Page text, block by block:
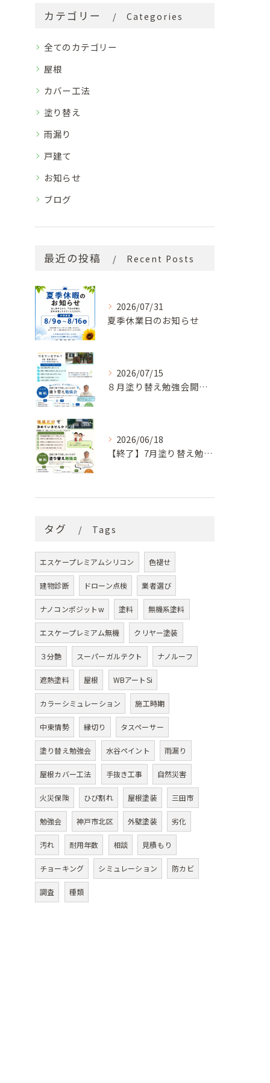
カテゴリー Categories
全てのカテゴリー
屋根
カバー工法
塗り替え
雨漏り
戸建て
お知らせ
ブログ
最近の投稿 Recent Posts
2026/07/31
夏季休業日のお知らせ
2026/07/15
８月塗り替え勉強会開催のお知らせ
2026/06/18
【終了】7月塗り替え勉強会のお知らせ
タグ Tags
エスケープレミアムシリコン 色褪せ
建物診断 ドローン点検 業者選び
ナノコンポジットw 塗料 無機系塗料
エスケープレミアム無機 クリヤー塗装
３分艶 スーパーガルテクト ナノルーフ
遮熱塗料 屋根 WBアートSi
カラーシミュレーション 施工時期
中東情勢 縁切り タスペーサー
塗り替え勉強会 水谷ペイント 雨漏り
屋根カバー工法 手抜き工事 自然災害
火災保険 ひび割れ 屋根塗装 三田市
勉強会 神戸市北区 外壁塗装 劣化
汚れ 耐用年数 相談 見積もり
チョーキング シミュレーション 防カビ
調査 種類